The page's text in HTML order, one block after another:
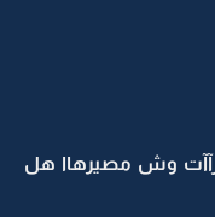
وش مصيرهاا هل